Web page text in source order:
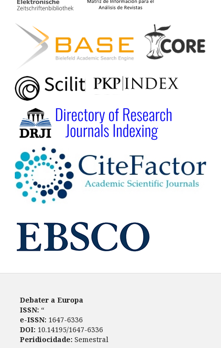
Debater a Europa
ISSN: “
e-ISSN: 1647-6336
DOI: 10.14195/1647-6336
Peridiocidade: Semestral